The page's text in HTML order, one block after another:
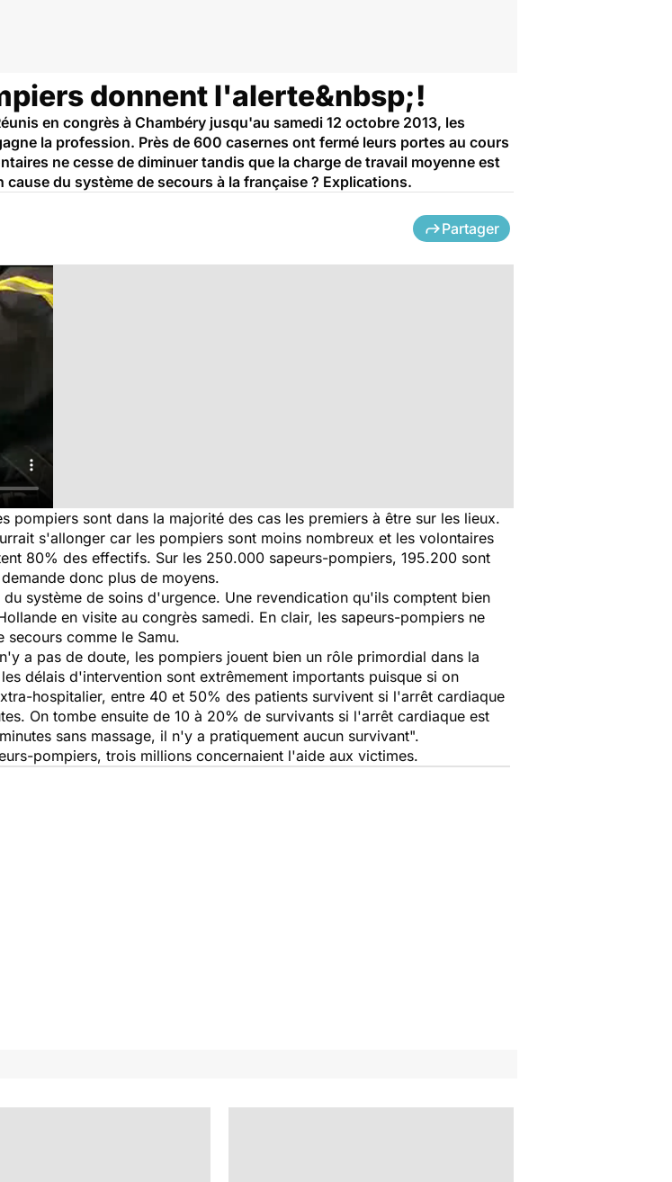
donnent l'alerte&nbsp;!
en congrès à Chambéry jusqu'au samedi 12 octobre 2013, les
la profession. Près de 600 casernes ont fermé leurs portes au cours
ne cesse de diminuer tandis que la charge de travail moyenne est
du système de secours à la française ? Explications.
Partager
pompiers sont dans la majorité des cas les premiers à être sur les lieux.
s'allonger car les pompiers sont moins nombreux et les volontaires
80% des effectifs. Sur les 250.000 sapeurs-pompiers, 195.200 sont
donc plus de moyens.
système de soins d'urgence. Une revendication qu'ils comptent bien
en visite au congrès samedi. En clair, les sapeurs-pompiers ne
secours comme le Samu.
a pas de doute, les pompiers jouent bien un rôle primordial dans la
délais d'intervention sont extrêmement importants puisque si on
hospitalier, entre 40 et 50% des patients survivent si l'arrêt cardiaque
On tombe ensuite de 10 à 20% de survivants si l'arrêt cardiaque est
sans massage, il n'y a pratiquement aucun survivant".
pompiers, trois millions concernaient l'aide aux victimes.